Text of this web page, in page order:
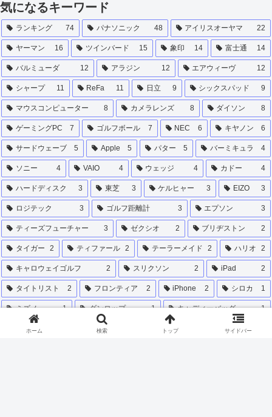
気になるキーワード
ランキング 74 パナソニック 48 アイリスオーヤマ 22
ヤーマン 16 ツインバード 15 象印 14 富士通 14
バルミューダ 12 アラジン 12 エアウィーヴ 12
シャープ 11 ReFa 11 日立 9 シックスパッド 9
マウスコンピューター 8 カメラレンズ 8 ダイソン 8
ゲーミングPC 7 ゴルフボール 7 NEC 6 キヤノン 6
サードウェーブ 5 Apple 5 パター 5 バーミキュラ 4
ソニー 4 VAIO 4 ウェッジ 4 カドー 4
ハードディスク 3 東芝 3 ケルヒャー 3 EIZO 3
ロジテック 3 ゴルフ距離計 3 エプソン 3
ティーズフューチャー 3 ゼクシオ 2 ブリヂストン 2
タイガー 2 ティファール 2 テーラーメイド 2 ハリオ 2
キャロウェイゴルフ 2 スリクソン 2 iPad 2
タイトリスト 2 フロンティア 2 iPhone 2 シロカ 1
ミズノ 1 ダンロップ 1 キャディーバッグ 1
リョーマゴルフ 本間ゴルフ
ホーム 検索 トップ サイドバー